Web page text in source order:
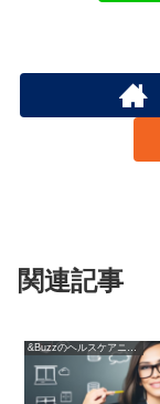
関連記事
&Buzzのヘルスケアニュース